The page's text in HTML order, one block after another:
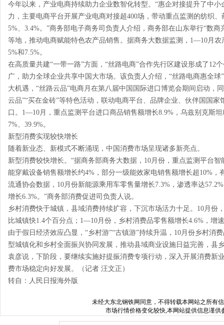
今年以来，产业电商持续助力企业数智化转型。“惠企对接提升了中
力，主要电商平台开展产业电商对接超400场，带动重点监测的纺织
5%、3.4%。”商务部电子商务司负责人介绍，商务部在山东举行“数
等地，推动电商赋能特色农产品销售。据商务大数据监测，1—10月
5%和7.5%。
在高质量共建“一带一路”方面，“丝路电商”合作先行区建设形成了12
广，助力全球企业共享中国大市场。该负责人介绍，“丝路电商惠全
大机遇，“丝路云品”电商月在第八届中国国际进口博览会期间启动，
云品”“买在金砖”等特色活动，联动电商平台、品牌企业、伙伴国国
口。1—10月，重点监测平台进口商品销售额增长8.9%，乌兹别克斯
7%、39.9%。
新型消费实现较快增长
随着新业态、新模式不断涌现，中国消费市场呈现诸多新亮点。
新型消费较快增长。“据商务部商务大数据，10月份，重点监测平台
能穿戴设备销售额增长约4%，部分一级能效家电销售额增长超10%，
流通协会数据，10月份新能源乘用车零售量增长7.3%，渗透率达
增长6.3%。”商务部消费促进司负责人说。
乡村消费快于城镇，县域消费持续扩容，下沉市场活力十足。10月份
比城镇快1.4个百分点；1—10月份，乡村消费品零售额增长4.6%，增
由于假日经济效应凸显，“乡村游”“古镇游”持续升温，10月份乡村消
型城镇化和乡村全面振兴协同发展，推动县域商业设施日益完善，县
袁彦说，下阶段，要继续实施好提振消费专项行动，深入开展消费新
费市场稳定向好发展。（记者 汪文正）
转自：人民日报海外版
未经大东北钢铁网 同意，不得转载本网站之所有
市场行情价格变化较快,本网站提供信息谨供